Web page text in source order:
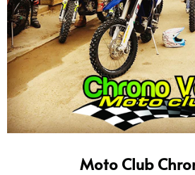
Moto Club